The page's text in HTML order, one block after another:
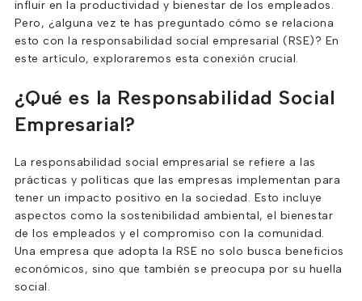
influir en la productividad y bienestar de los empleados.
Pero, ¿alguna vez te has preguntado cómo se relaciona
esto con la responsabilidad social empresarial (RSE)? En
este artículo, exploraremos esta conexión crucial.
¿Qué es la Responsabilidad Social
Empresarial?
La responsabilidad social empresarial se refiere a las
prácticas y políticas que las empresas implementan para
tener un impacto positivo en la sociedad. Esto incluye
aspectos como la sostenibilidad ambiental, el bienestar
de los empleados y el compromiso con la comunidad.
Una empresa que adopta la RSE no solo busca beneficios
económicos, sino que también se preocupa por su huella
social.